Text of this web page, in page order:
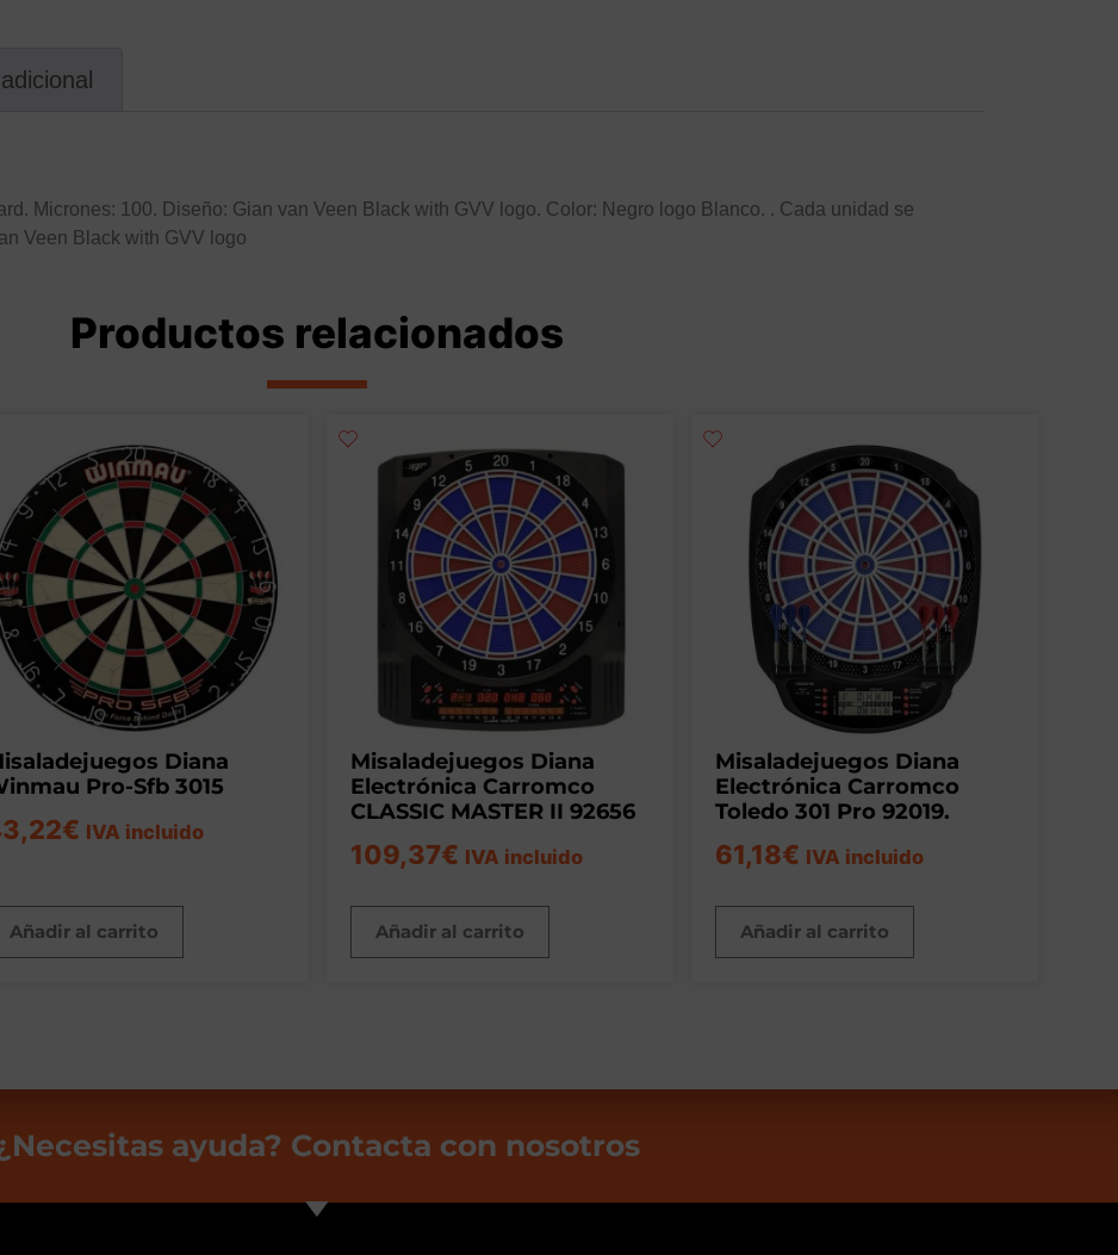
Micrones: 100. Diseño: Gian van Veen Black with GVV logo. Color: Negro logo Blanco. . Cada unidad se
Veen Black with GVV logo
Productos relacionados
Diana
Pro-Sfb 3015
€ IVA incluido
Añadir al carrito
Misaladejuegos Diana
Electrónica Carromco
CLASSIC MASTER II 92656
109,37€ IVA incluido
Añadir al carrito
Misaladejuegos Diana
Electrónica Carromco
Toledo 301 Pro 92019.
61,18€ IVA incluido
Añadir al carrito
ayuda? Contacta con nosotros